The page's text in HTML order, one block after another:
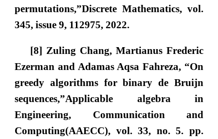
permutations,”Discrete Mathematics, vol.
345, issue 9, 112975, 2022.
[8] Zuling Chang, Martianus Frederic
Ezerman and Adamas Aqsa Fahreza, “On
greedy algorithms for binary de Bruijn
sequences,”Applicable algebra in
Engineering, Communication and
Computing(AAECC), vol. 33, no. 5. pp.